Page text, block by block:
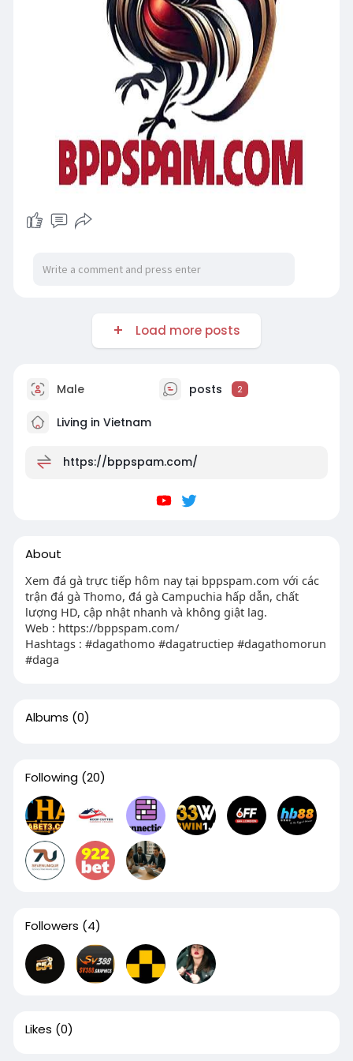
Load more posts
Male posts 2
Living in Vietnam
https://bppspam.com/
About
Xem đá gà trực tiếp hôm nay tại bppspam.com với các
trận đá gà Thomo, đá gà Campuchia hấp dẫn, chất
lượng HD, cập nhật nhanh và không giật lag.
Web : https://bppspam.com/
Hashtags : #dagathomo #dagatructiep #dagathomorun
#daga
Albums (0)
Following (20)
Followers (4)
Likes (0)